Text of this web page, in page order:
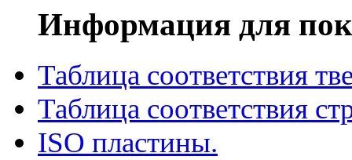
Информация для
Таблица соответствия
Таблица соответствия
ISO пластины.